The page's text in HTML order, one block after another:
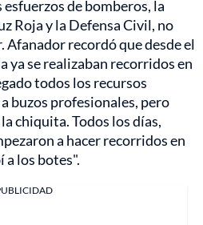
esfuerzos de bomberos, la
Roja y la Defensa Civil, no
Afanador recordó que desde el
ya se realizaban recorridos en
todos los recursos
buzos profesionales, pero
chiquita. Todos los días,
a hacer recorridos en
a los botes".